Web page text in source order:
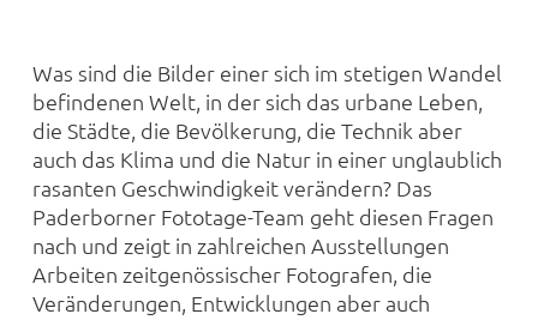
Was sind die Bilder einer sich im stetigen Wandel
befindenen Welt, in der sich das urbane Leben,
die Städte, die Bevölkerung, die Technik aber
auch das Klima und die Natur in einer unglaublich
rasanten Geschwindigkeit verändern? Das
Paderborner Fototage-Team geht diesen Fragen
nach und zeigt in zahlreichen Ausstellungen
Arbeiten zeitgenössischer Fotografen, die
Veränderungen, Entwicklungen aber auch